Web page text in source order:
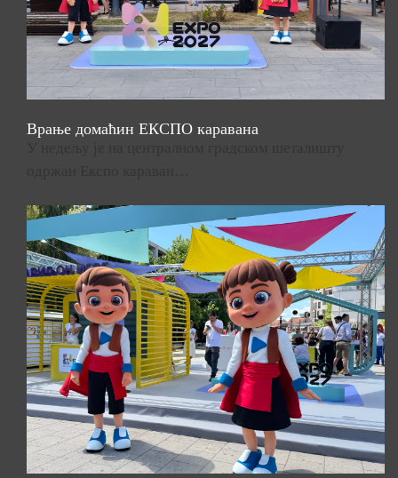
Врање домаћин ЕКСПО каравана